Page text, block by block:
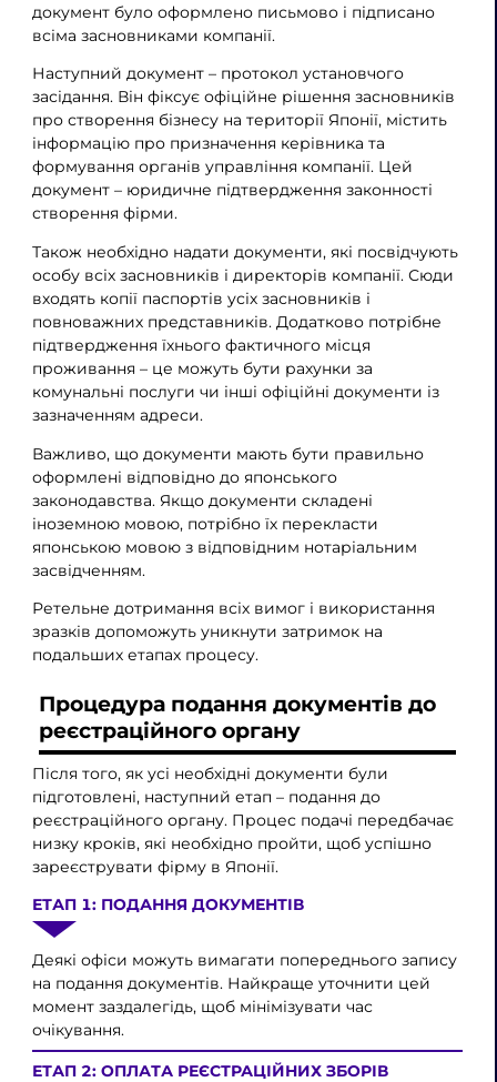
документ було оформлено письмово і підписано
всіма засновниками компанії.
Наступний документ – протокол установчого
засідання. Він фіксує офіційне рішення засновників
про створення бізнесу на території Японії, містить
інформацію про призначення керівника та
формування органів управління компанії. Цей
документ – юридичне підтвердження законності
створення фірми.
Також необхідно надати документи, які посвідчують
особу всіх засновників і директорів компанії. Сюди
входять копії паспортів усіх засновників і
повноважних представників. Додатково потрібне
підтвердження їхнього фактичного місця
проживання – це можуть бути рахунки за
комунальні послуги чи інші офіційні документи із
зазначенням адреси.
Важливо, що документи мають бути правильно
оформлені відповідно до японського
законодавства. Якщо документи складені
іноземною мовою, потрібно їх перекласти
японською мовою з відповідним нотаріальним
засвідченням.
Ретельне дотримання всіх вимог і використання
зразків допоможуть уникнути затримок на
подальших етапах процесу.
Процедура подання документів до
реєстраційного органу
Після того, як усі необхідні документи були
підготовлені, наступний етап – подання до
реєстраційного органу. Процес подачі передбачає
низку кроків, які необхідно пройти, щоб успішно
зареєструвати фірму в Японії.
ЕТАП 1: ПОДАННЯ ДОКУМЕНТІВ
Деякі офіси можуть вимагати попереднього запису
на подання документів. Найкраще уточнити цей
момент заздалегідь, щоб мінімізувати час
очікування.
ЕТАП 2: ОПЛАТА РЕЄСТРАЦІЙНИХ ЗБОРІВ